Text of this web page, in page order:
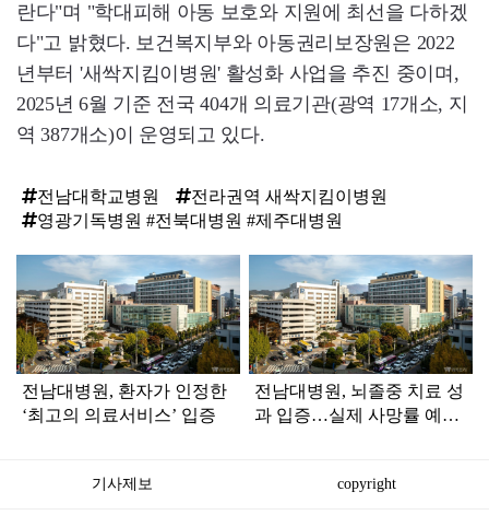
란다"며 "학대피해 아동 보호와 지원에 최선을 다하겠
다"고 밝혔다. 보건복지부와 아동권리보장원은 2022
년부터 '새싹지킴이병원' 활성화 사업을 추진 중이며,
2025년 6월 기준 전국 404개 의료기관(광역 17개소, 지
역 387개소)이 운영되고 있다.
전남대학교병원
전라권역 새싹지킴이병원
영광기독병원 #전북대병원 #제주대병원
라
인
전남대병원, 환자가 인정한
‘최고의 의료서비스’ 입증
전남대병원, 뇌졸중 치료 성
과 입증…실제 사망률 예측
기사제보 copyright